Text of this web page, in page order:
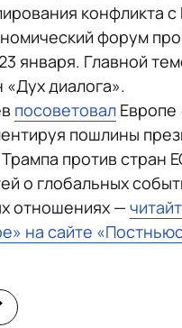
конфликта с
форум
января. Главной
«Дух диалога».
посоветовал Европе
пошлины
против стран
о глобальных
отношениях —
на сайте